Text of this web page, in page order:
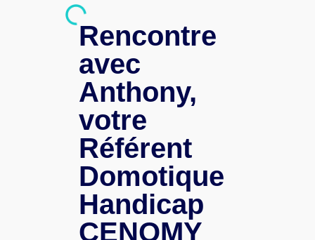
Rencontre
avec
Anthony,
votre
Référent
Domotique
Handicap
CENOMY